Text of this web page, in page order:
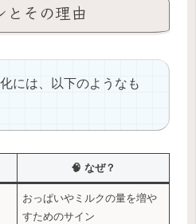
とその理由
には、以下のようなも
🧠 なぜ？
おっぱいやミルクの量を増や
すためのサイン